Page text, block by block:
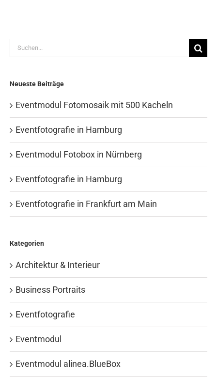
Suche
nach:
Neueste Beiträge
Eventmodul Fotomosaik mit 500 Kacheln
Eventfotografie in Hamburg
Eventmodul Fotobox in Nürnberg
Eventfotografie in Hamburg
Eventfotografie in Frankfurt am Main
Kategorien
Architektur & Interieur
Business Portraits
Eventfotografie
Eventmodul
Eventmodul alinea.BlueBox